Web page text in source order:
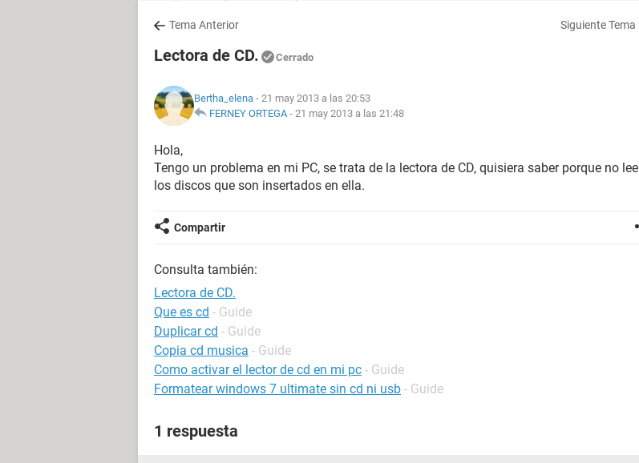
Tema Anterior Siguiente Tema
Lectora de CD. Cerrado
Bertha_elena - 21 may 2013 a las 20:53
FERNEY ORTEGA- 21 may 2013 a las 21:48
Hola,
Tengo un problema en mi PC, se trata de la lectora de CD, quisiera saber porque no lee
los discos que son insertados en ella.
Compartir
Consulta también:
Lectora de CD.
Que es cd - Guide
Duplicar cd - Guide
Copia cd musica - Guide
Como activar el lector de cd en mi pc - Guide
Formatear windows 7 ultimate sin cd ni usb - Guide
1 respuesta